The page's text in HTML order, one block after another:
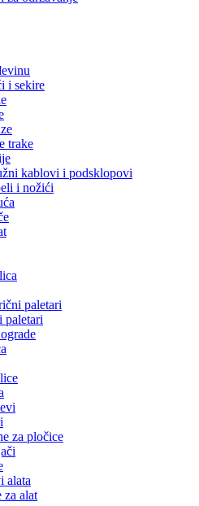
i sekire
trake
kablovi i podsklopovi
i nožići
paletari
paletari
za pločice
alata
za alat